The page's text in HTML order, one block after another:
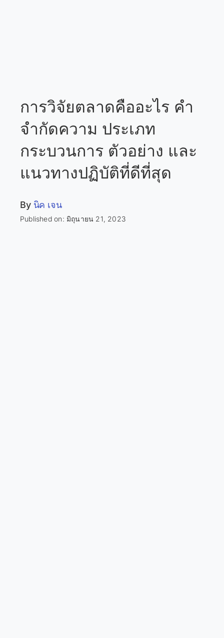
การวิจัยตลาดคืออะไร คำ
จำกัดความ ประเภท
กระบวนการ ตัวอย่าง และ
แนวทางปฏิบัติที่ดีที่สุด
By นิค เจน
Published on: มิถุนายน 21, 2023